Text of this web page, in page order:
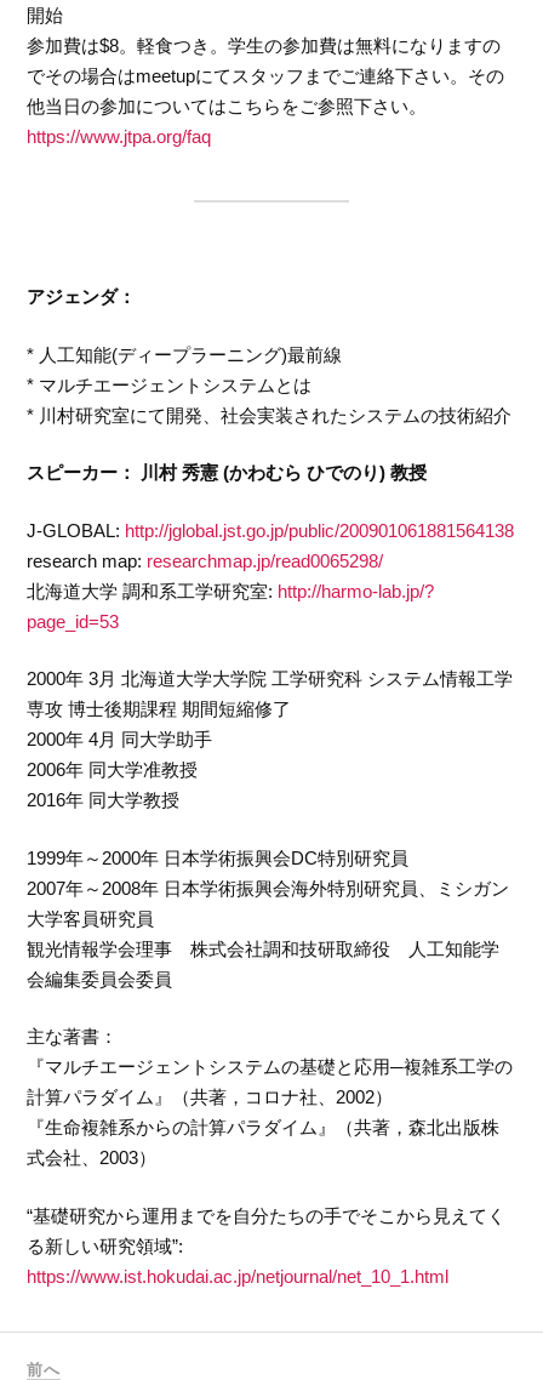
開始
参加費は$8。軽食つき。学生の参加費は無料になりますの
でその場合はmeetupにてスタッフまでご連絡下さい。その
他当日の参加についてはこちらをご参照下さい。
https://www.jtpa.org/faq
アジェンダ：
* 人工知能(ディープラーニング)最前線
* マルチエージェントシステムとは
* 川村研究室にて開発、社会実装されたシステムの技術紹介
スピーカー： 川村 秀憲 (かわむら ひでのり) 教授
J-GLOBAL: http://jglobal.jst.go.jp/public/200901061881564138
research map: researchmap.jp/read0065298/
北海道大学 調和系工学研究室: http://harmo-lab.jp/?
page_id=53
2000年 3月 北海道大学大学院 工学研究科 システム情報工学
専攻 博士後期課程 期間短縮修了
2000年 4月 同大学助手
2006年 同大学准教授
2016年 同大学教授
1999年～2000年 日本学術振興会DC特別研究員
2007年～2008年 日本学術振興会海外特別研究員、ミシガン
大学客員研究員
観光情報学会理事 株式会社調和技研取締役 人工知能学
会編集委員会委員
主な著書：
『マルチエージェントシステムの基礎と応用─複雑系工学の
計算パラダイム』（共著，コロナ社、2002）
『生命複雑系からの計算パラダイム』（共著，森北出版株
式会社、2003）
“基礎研究から運用までを自分たちの手でそこから見えてく
る新しい研究領域”:
https://www.ist.hokudai.ac.jp/netjournal/net_10_1.html
前へ